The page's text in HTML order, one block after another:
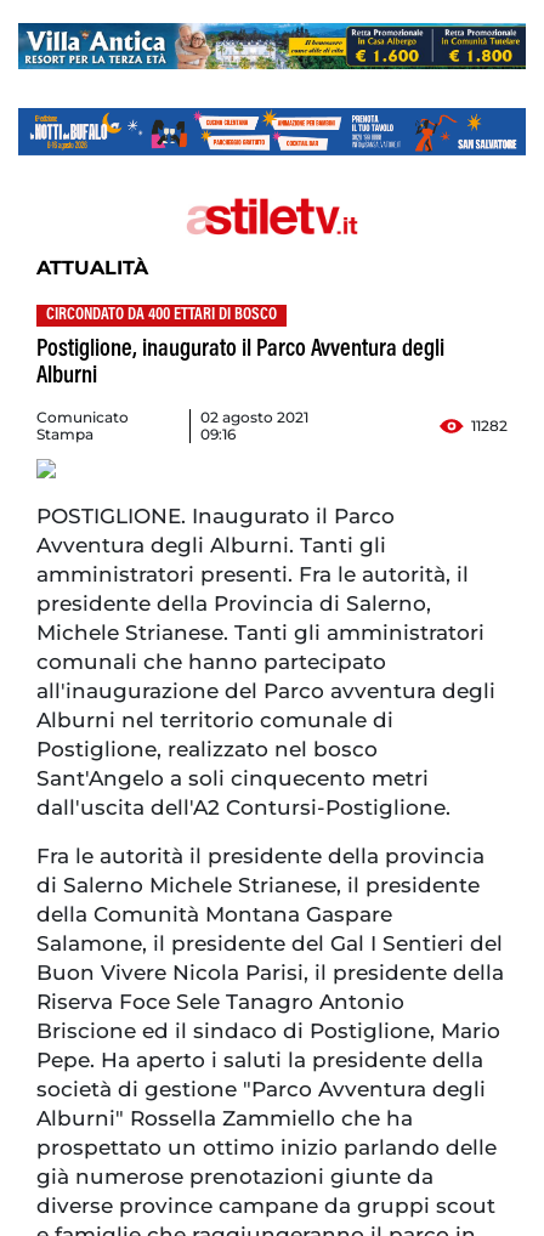
ATTUALITÀ
CIRCONDATO DA 400 ETTARI DI BOSCO
Postiglione, inaugurato il Parco Avventura degli
Alburni
Comunicato
Stampa
02 agosto 2021
09:16
11282
POSTIGLIONE. Inaugurato il Parco
Avventura degli Alburni. Tanti gli
amministratori presenti. Fra le autorità, il
presidente della Provincia di Salerno,
Michele Strianese. Tanti gli amministratori
comunali che hanno partecipato
all'inaugurazione del Parco avventura degli
Alburni nel territorio comunale di
Postiglione, realizzato nel bosco
Sant'Angelo a soli cinquecento metri
dall'uscita dell'A2 Contursi-Postiglione.
Fra le autorità il presidente della provincia
di Salerno Michele Strianese, il presidente
della Comunità Montana Gaspare
Salamone, il presidente del Gal I Sentieri del
Buon Vivere Nicola Parisi, il presidente della
Riserva Foce Sele Tanagro Antonio
Briscione ed il sindaco di Postiglione, Mario
Pepe. Ha aperto i saluti la presidente della
società di gestione "Parco Avventura degli
Alburni" Rossella Zammiello che ha
prospettato un ottimo inizio parlando delle
già numerose prenotazioni giunte da
diverse province campane da gruppi scout